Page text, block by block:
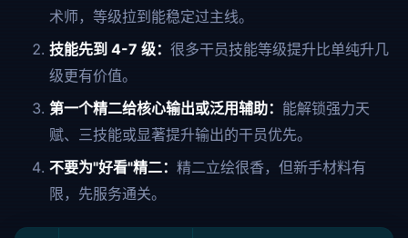
术师，等级拉到能稳定过主线。
技能先到 4-7 级： 很多干员技能等级提升比单纯升几
级更有价值。
第一个精二给核心输出或泛用辅助： 能解锁强力天
赋、三技能或显著提升输出的干员优先。
不要为"好看"精二： 精二立绘很香，但新手材料有
限，先服务通关。